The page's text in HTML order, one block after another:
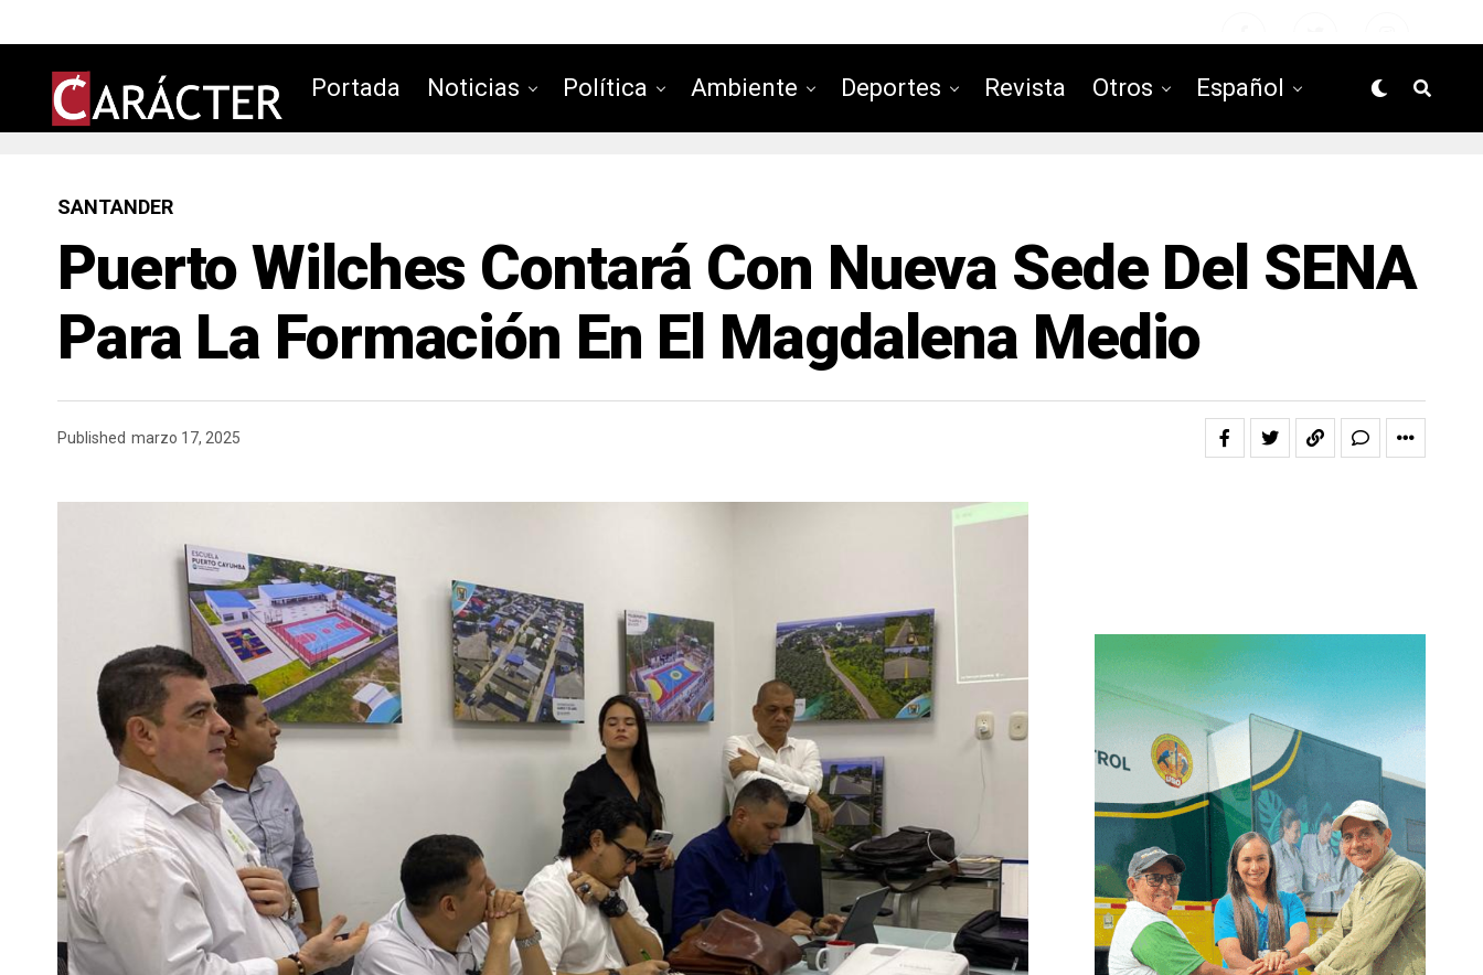
Portada Noticias Política Ambiente Deportes Revista Otros Español
SANTANDER
Puerto Wilches Contará Con Nueva Sede Del SENA
Para La Formación En El Magdalena Medio
Published marzo 17, 2025